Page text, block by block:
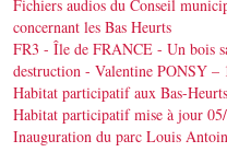
Fichiers audios du Conseil
concernant les Bas Heurts
FR3 - Île de FRANCE - Un bois
destruction - Valentine PONSY –
Habitat participatif aux Bas-Heurts
Habitat participatif mise à jour
Inauguration du parc Louis